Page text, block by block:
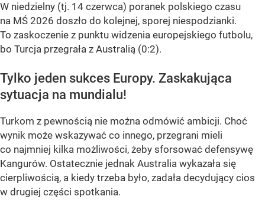
W niedzielny (tj. 14 czerwca) poranek polskiego czasu
na MŚ 2026 doszło do kolejnej, sporej niespodzianki.
To zaskoczenie z punktu widzenia europejskiego futbolu,
bo Turcja przegrała z Australią (0:2).
Tylko jeden sukces Europy. Zaskakująca
sytuacja na mundialu!
Turkom z pewnością nie można odmówić ambicji. Choć
wynik może wskazywać co innego, przegrani mieli
co najmniej kilka możliwości, żeby sforsować defensywę
Kangurów. Ostatecznie jednak Australia wykazała się
cierpliwością, a kiedy trzeba było, zadała decydujący cios
w drugiej części spotkania.